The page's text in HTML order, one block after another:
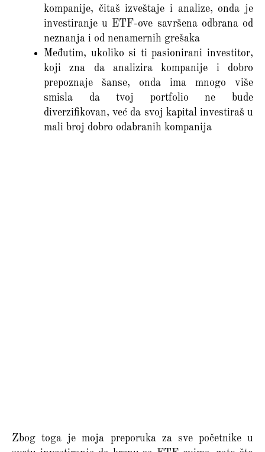
kompanije, čitaš izveštaje i analize, onda je
investiranje u ETF-ove savršena odbrana od
neznanja i od nenamernih grešaka
Međutim, ukoliko si ti pasionirani investitor,
koji zna da analizira kompanije i dobro
prepoznaje šanse, onda ima mnogo više
smisla da tvoj portfolio ne bude
diverzifikovan, već da svoj kapital investiraš u
mali broj dobro odabranih kompanija
Zbog toga je moja preporuka za sve početnike u